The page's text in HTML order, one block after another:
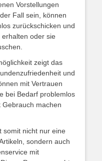
Vorstellungen
Fall sein, können
zurückschicken und
oder sie
zeigt das
und
mit Vertrauen
bei Bedarf problemlos
machen
somit nicht nur eine
sondern auch
mit